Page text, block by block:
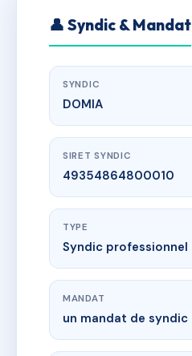
👤 Syndic & Mandat
SYNDIC
DOMIA
SIRET SYNDIC
49354864800010
TYPE
Syndic professionnel
MANDAT
un mandat de syndic